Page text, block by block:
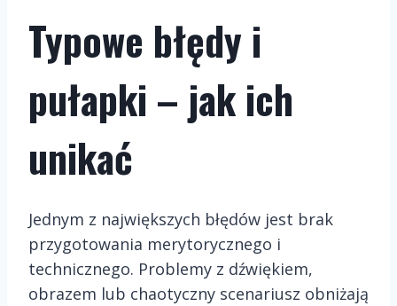
Typowe błędy i
pułapki – jak ich
unikać
Jednym z największych błędów jest brak
przygotowania merytorycznego i
technicznego. Problemy z dźwiękiem,
obrazem lub chaotyczny scenariusz obniżają